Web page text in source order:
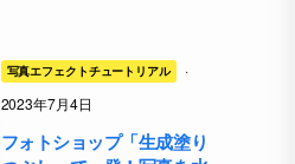
写真エフェクトチュートリアル
·
2023年7月4日
フォトショップ「生成塗り